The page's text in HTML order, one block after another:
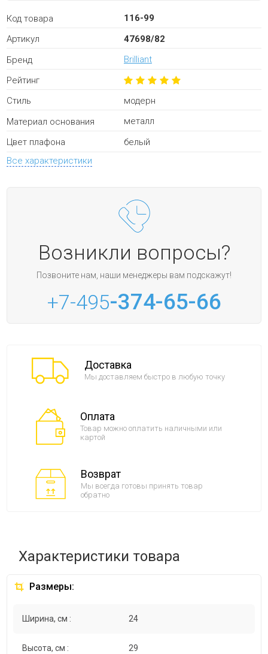
Код товара
116-99
Артикул
47698/82
Бренд
Brilliant
Рейтинг
Стиль
модерн
Материал основания
металл
Цвет плафона
белый
Все характеристики
Возникли вопросы?
Позвоните нам, наши менеджеры вам подскажут!
+7-495-374-65-66
Доставка
Мы доставляем быстро в любую точку
Оплата
Товар можно оплатить наличными или
картой
Возврат
Мы всегда готовы принять товар
обратно
Характеристики товара
Размеры:
Ширина, см : 24
Высота, см : 29